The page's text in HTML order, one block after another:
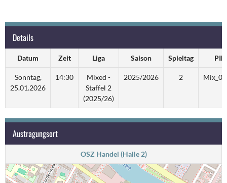
Details
Datum Zeit Liga Saison Spieltag PIN
Sonntag,
25.01.2026
14:30
Mixed -
Staffel 2
(2025/26)
2025/2026 2
Austragungsort
OSZ Handel (Halle 2)